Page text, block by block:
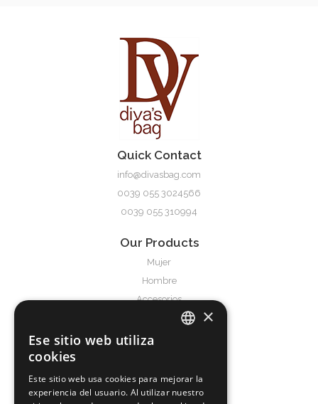
Clelia
Quick Contact
info@divasbag.com
0039 055 3024566
0039 055 310994
Our Products
Mujer
Hombre
Accesorios
Service & Support
About usSPANISH
×
Ese sitio web utiliza
cookies
Este sitio web usa cookies para mejorar la
experiencia del usuario. Al utilizar nuestro